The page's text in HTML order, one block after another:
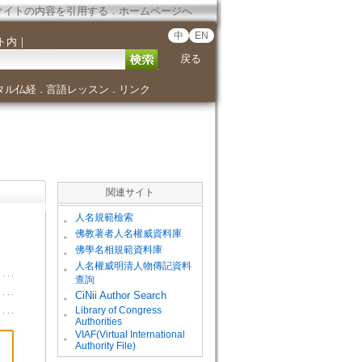
イトの内容を引用する．ホームページへ
内 ｜ 中 EN
戻る
ル仏経． 言語レッスン ． リンク
関連サイト
。 人名規範檢索
。 佛教著者人名權威資料庫
。 佛學名相規範資料庫
。
人名權威明清人物傳記資料
查詢
。
CiNii Author Search
。
Library of Congress
Authorities
。
VIAF(Virtual International
Authority File)